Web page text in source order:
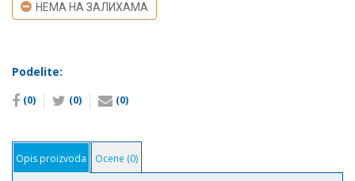
НЕМА НА ЗАЛИХАМА
Podelite:
(0) (0) (0)
Opis proizvoda Ocene (0)